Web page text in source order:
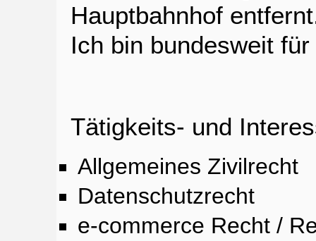
Hauptbahnhof
Ich bin bundesweit
Tätigkeits- und
Allgemeines Zivilrecht
Datenschutzrecht
e-commerce Recht /